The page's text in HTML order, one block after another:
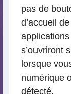
pas de
d’accueil
s’ouvriront
lorsque
numérique
détecté.